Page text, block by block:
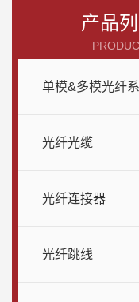
产品
单模&多模光纤
光纤光缆
光纤连接器
光纤跳线